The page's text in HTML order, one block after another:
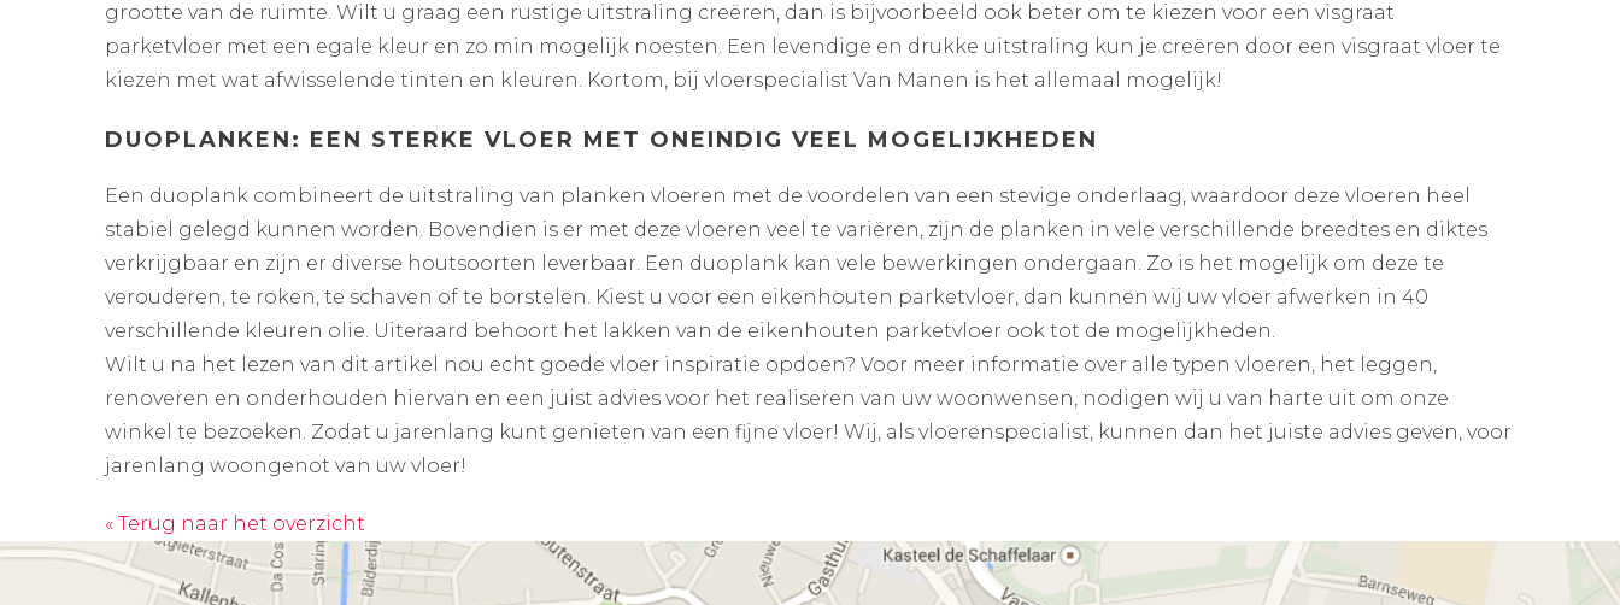
grootte van de ruimte. Wilt u graag een rustige uitstraling creëren, dan is bijvoorbeeld ook beter om te kiezen voor een visgraat
parketvloer met een egale kleur en zo min mogelijk noesten. Een levendige en drukke uitstraling kun je creëren door een visgraat vloer te
kiezen met wat afwisselende tinten en kleuren. Kortom, bij vloerspecialist Van Manen is het allemaal mogelijk!
DUOPLANKEN: EEN STERKE VLOER MET ONEINDIG VEEL MOGELIJKHEDEN
Een duoplank combineert de uitstraling van planken vloeren met de voordelen van een stevige onderlaag, waardoor deze vloeren heel
stabiel gelegd kunnen worden. Bovendien is er met deze vloeren veel te variëren, zijn de planken in vele verschillende breedtes en diktes
verkrijgbaar en zijn er diverse houtsoorten leverbaar. Een duoplank kan vele bewerkingen ondergaan. Zo is het mogelijk om deze te
verouderen, te roken, te schaven of te borstelen. Kiest u voor een eikenhouten parketvloer, dan kunnen wij uw vloer afwerken in 40
verschillende kleuren olie. Uiteraard behoort het lakken van de eikenhouten parketvloer ook tot de mogelijkheden.
Wilt u na het lezen van dit artikel nou echt goede vloer inspiratie opdoen? Voor meer informatie over alle typen vloeren, het leggen,
renoveren en onderhouden hiervan en een juist advies voor het realiseren van uw woonwensen, nodigen wij u van harte uit om onze
winkel te bezoeken. Zodat u jarenlang kunt genieten van een fijne vloer! Wij, als vloerenspecialist, kunnen dan het juiste advies geven, voor
jarenlang woongenot van uw vloer!
« Terug naar het overzicht